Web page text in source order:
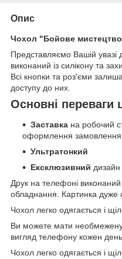
Опис
Чохол "Бойове
Представляємо Вашій увазі
виконаний із силікону та
Всі кнопки та роз'єми
доступу до них.
Основні переваги
Заставка на робочий
оформлення замовлення
Ультратонкий
Ексклюзивний дизайн
Друк на телефоні
обладнання. Картинка дуже
Чохол легко одягається і
Ви можете мати необмежену
вигляд телефону кожен
Чохол легко одягається і